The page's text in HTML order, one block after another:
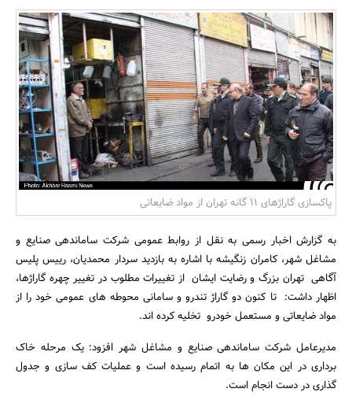
بانک، بیمه و سرمایه
مسکن و ساختمان
پاکسازی گاراژهای 11 گانه تهران از مواد ضایعاتی
به گزارش اخبار رسمی به نقل از روابط عمومی شرکت ساماندهی صنایع و
مشاغل شهر، کامران زنگیشه با اشاره به بازدید سردار محمدیان، رییس پلیس
آگاهی تهران بزرگ و رضایت ایشان از تغییرات مطلوب در تغییر چهره گاراژها،
اظهار داشت: تا کنون دو گاراژ تندرو و سامانی محوطه های عمومی خود را از
مواد ضایعاتی و مستعمل خودرو تخلیه کرده اند.
مدیرعامل شرکت ساماندهی صنایع و مشاغل شهر افزود: یک مرحله خاک
برداری در این مکان ها به اتمام رسیده است و عملیات کف سازی و جدول
گذاری در دست انجام است.